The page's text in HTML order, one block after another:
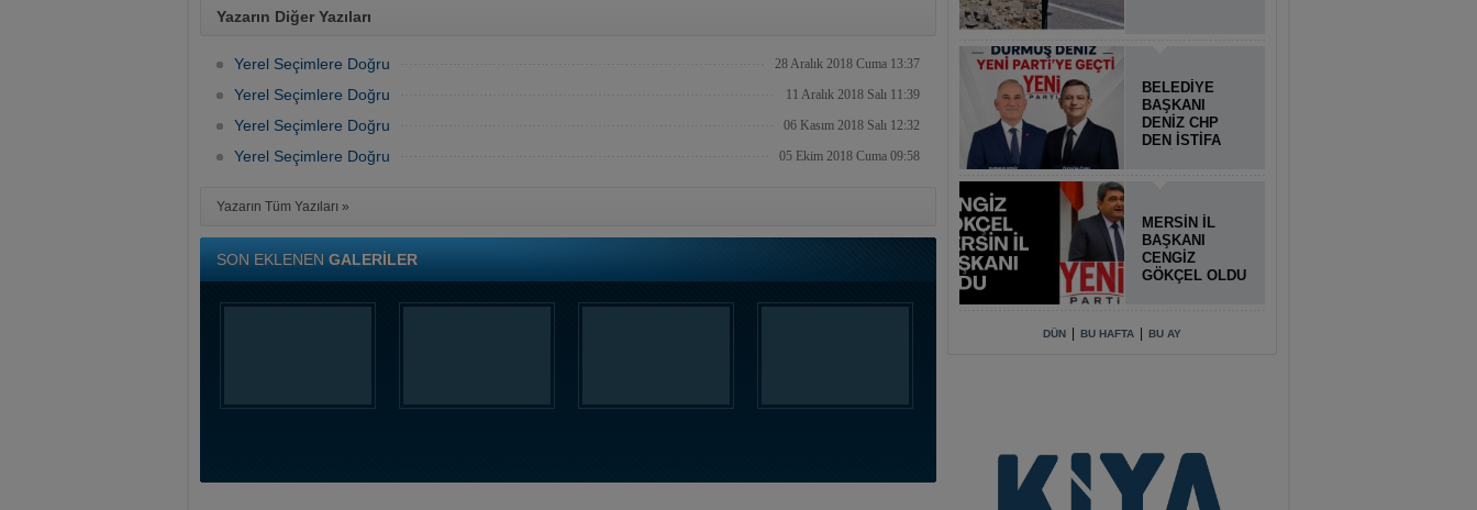
Yazarın Diğer Yazıları
Yerel Seçimlere Doğru 28 Aralık 2018 Cuma 13:37
Yerel Seçimlere Doğru 11 Aralık 2018 Salı 11:39
Yerel Seçimlere Doğru 06 Kasım 2018 Salı 12:32
Yerel Seçimlere Doğru 05 Ekim 2018 Cuma 09:58
Yazarın Tüm Yazıları »
SON EKLENEN GALERİLER
BELEDİYE
BAŞKANI
DENİZ CHP
DEN İSTİFA
MERSİN İL
BAŞKANI
CENGİZ
GÖKÇEL OLDU
DÜN BU HAFTA BU AY